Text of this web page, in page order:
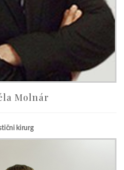
Molnár
kirurg